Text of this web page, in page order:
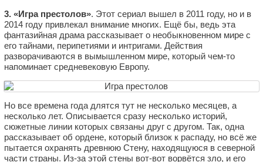
3. «Игра престолов». Этот сериал вышел в 2011 году, но и в
2014 году привлекал внимание многих. Ещё бы, ведь эта
фантазийная драма рассказывает о необыкновенном мире с
его тайнами, перипетиями и интригами. Действия
разворачиваются в вымышленном мире, который чем-то
напоминает средневековую Европу.
Но все времена года длятся тут не несколько месяцев, а
несколько лет. Описывается сразу несколько историй,
сюжетные линии которых связаны друг с другом. Так, одна
рассказывает об ордене, который близок к распаду, но всё же
пытается охранять древнюю Стену, находящуюся в северной
части страны. Из-за этой стены вот-вот ворвётся зло, и его